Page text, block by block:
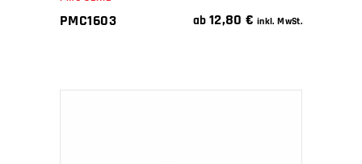
PMC1603 ab 12,80€ inkl. MwSt.